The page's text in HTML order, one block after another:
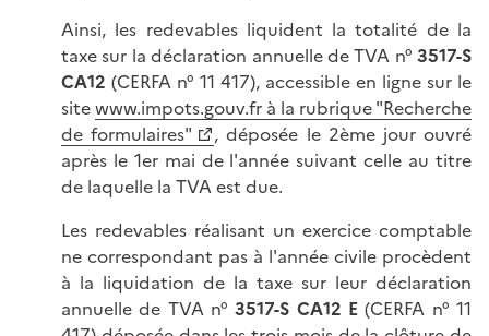
Ainsi, les redevables liquident la totalité de la
taxe sur la déclaration annuelle de TVA n° 3517-S
CA12 (CERFA n° 11 417), accessible en ligne sur le
sitewww.impots.gouv.fr à la rubrique "Recherche
de formulaires"
, déposée le 2ème jour ouvré
après le 1er mai de l'année suivant celle au titre
de laquelle la TVA est due.
Les redevables réalisant un exercice comptable
ne correspondant pas à l'année civile procèdent
à la liquidation de la taxe sur leur déclaration
annuelle de TVA n°3517-S CA12 E (CERFA n° 11